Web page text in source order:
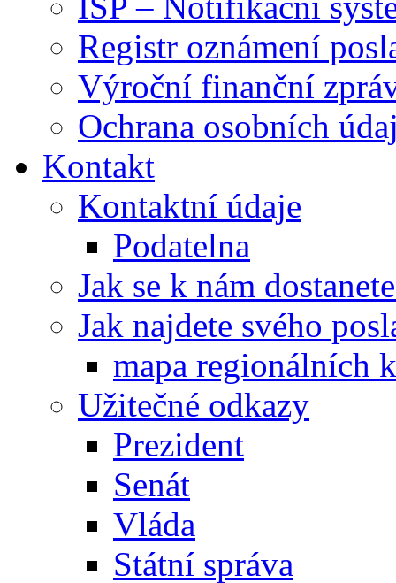
Registr oznámení
Výroční finanční
Ochrana osobních
Kontakt
Kontaktní údaje
Podatelna
Jak se k nám
Jak najdete svého
mapa regionálních
Užitečné odkazy
Prezident
Senát
Vláda
Státní správa